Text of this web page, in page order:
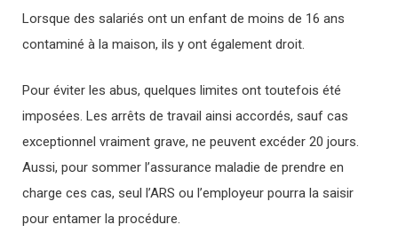
Lorsque des salariés ont un enfant de moins de 16 ans
contaminé à la maison, ils y ont également droit.
Pour éviter les abus, quelques limites ont toutefois été
imposées. Les arrêts de travail ainsi accordés, sauf cas
exceptionnel vraiment grave, ne peuvent excéder 20 jours.
Aussi, pour sommer l’assurance maladie de prendre en
charge ces cas, seul l’ARS ou l’employeur pourra la saisir
pour entamer la procédure.